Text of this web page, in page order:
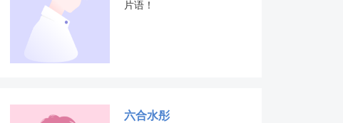
片语！
六合水彤